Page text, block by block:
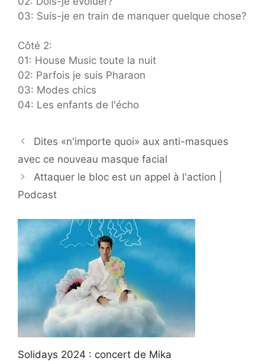
03: Suis-je en train de manquer quelque chose?
Côté 2:
01: House Music toute la nuit
02: Parfois je suis Pharaon
03: Modes chics
04: Les enfants de l'écho
Dites «n'importe quoi» aux anti-masques
avec ce nouveau masque facial
Attaquer le bloc est un appel à l'action |
Podcast
Solidays 2024 : concert de Mika